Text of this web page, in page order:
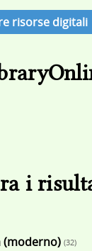
risorse digitali
i
(moderno) (32)